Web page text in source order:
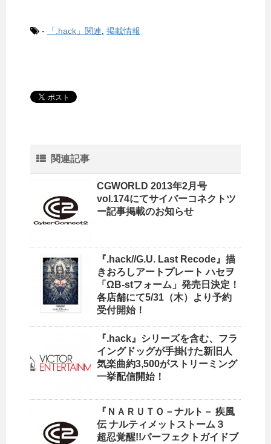
- 「.hack」関連, 掲載情報
関連記事
CGWORLD 2013年2月号
vol.174にてサイバーコネクトツ
ー記事掲載のお知らせ
『.hack//G.U. Last Recode』描
きおろしアートプレート ハセヲ
「ΩB-stフォーム」発売日決定！
各店舗にて5/31（木）より予約
受付開始！
『.hack』シリーズを含む、フラ
イングドッグが手掛けた新旧人
気楽曲約3,500がストリーミング
一挙配信開始！
『ＮＡＲＵＴＯ－ナルト－ 疾風
伝 ナルティメットストーム３
超忍覚醒!!パーフェクトガイドブ